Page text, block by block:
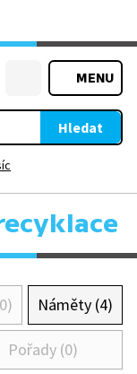
MENU
Hledat
Náměty (4)
Pořady (0)